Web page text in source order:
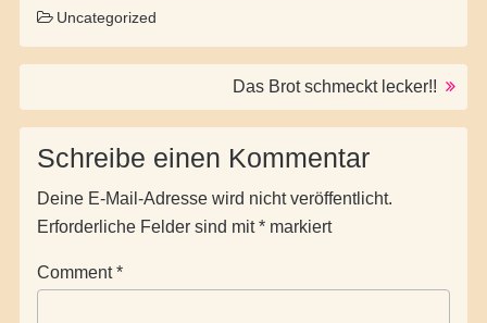
Uncategorized
Post navigationDas Brot schmeckt lecker!!
Schreibe einen Kommentar
Deine E-Mail-Adresse wird nicht veröffentlicht.
Erforderliche Felder sind mit* markiert
Comment*